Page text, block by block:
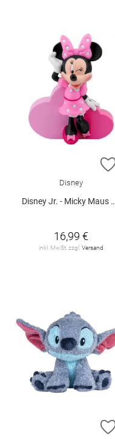
Disney
Disney Jr. - Micky Maus Wunderhaus (Minn
16,99 €
inkl. MwSt. zzgl. Versand